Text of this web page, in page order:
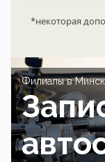
*некоторая
Филиалы в